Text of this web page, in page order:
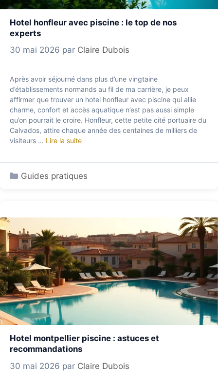
Hotel honfleur avec piscine : le top de nos
experts
30 mai 2026 par Claire Dubois
Après avoir séjourné dans plus d’une vingtaine
d’établissements normands au fil de ma carrière, je peux
affirmer que trouver un hotel honfleur avec piscine qui allie
charme, confort et accès aquatique n’est pas aussi simple
qu’on pourrait le croire. Honfleur, cette petite cité portuaire du
Calvados, attire chaque année des centaines de milliers de
visiteurs … Lire la suite
Catégories
Guides pratiques
Hotel montpellier piscine : astuces et
recommandations
30 mai 2026 par Claire Dubois